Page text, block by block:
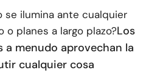
se ilumina ante cualquier
planes a largo plazo?Los
a menudo aprovechan la
cualquier cosa